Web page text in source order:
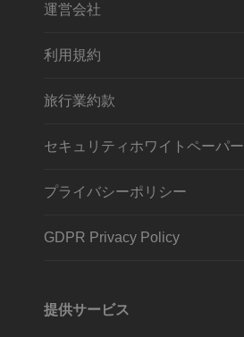
運営会社
利用規約
旅行業約款
セキュリティホワイトペーパー
プライバシーポリシー
GDPR Privacy Policy
提供サービス